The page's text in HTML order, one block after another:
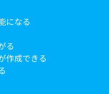
になる
る
作成できる